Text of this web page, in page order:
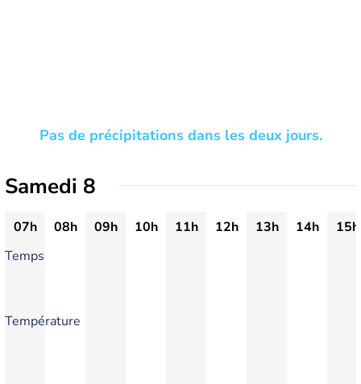
Pas de précipitations dans les deux jours.
Samedi 8
07h 08h 09h 10h 11h 12h 13h 14h
15h
Temps
Température